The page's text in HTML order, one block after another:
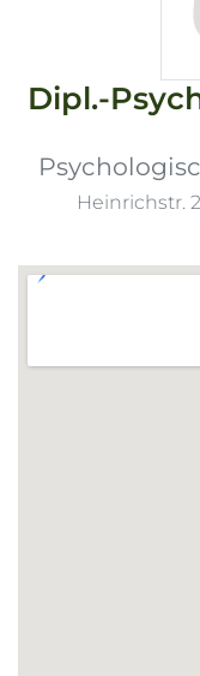
Dipl.-
Heinrichstr. 2